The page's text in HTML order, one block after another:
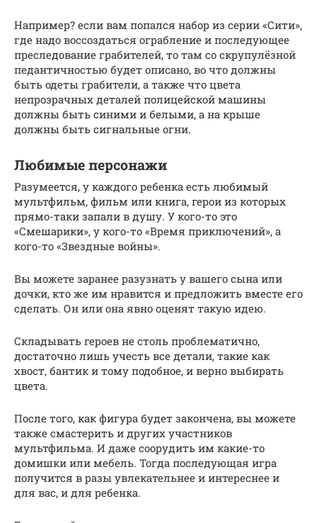
Например? если вам попался набор из серии «Сити»,
где надо воссоздаться ограбление и последующее
преследование грабителей, то там со скрупулёзной
педантичностью будет описано, во что должны
быть одеты грабители, а также что цвета
непрозрачных деталей полицейской машины
должны быть синими и белыми, а на крыше
должны быть сигнальные огни.
Любимые персонажи
Разумеется, у каждого ребенка есть любимый
мультфильм, фильм или книга, герои из которых
прямо-таки запали в душу. У кого-то это
«Смешарики», у кого-то «Время приключений», а
кого-то «Звездные войны».
Вы можете заранее разузнать у вашего сына или
дочки, кто же им нравится и предложить вместе его
сделать. Он или она явно оценят такую идею.
Складывать героев не столь проблематично,
достаточно лишь учесть все детали, такие как
хвост, бантик и тому подобное, и верно выбирать
цвета.
После того, как фигура будет закончена, вы можете
также смастерить и других участников
мультфильма. И даже соорудить им какие-то
домишки или мебель. Тогда последующая игра
получится в разы увлекательнее и интереснее и
для вас, и для ребенка.